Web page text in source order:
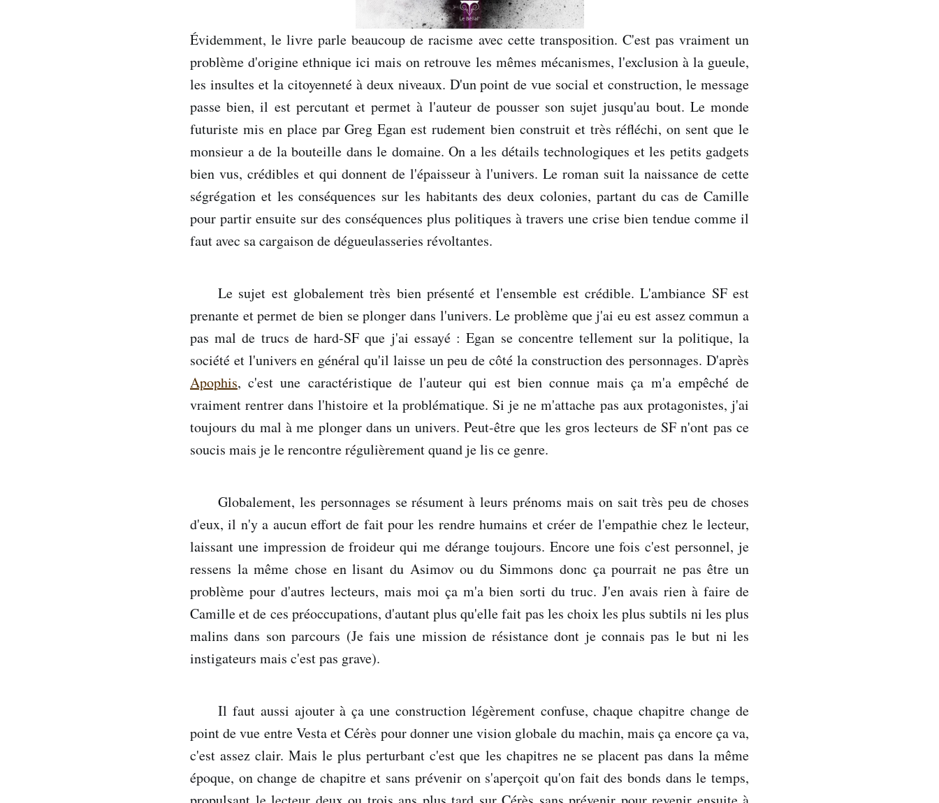
Évidemment, le livre parle beaucoup de racisme avec cette transposition. C'est pas vraiment un
problème d'origine ethnique ici mais on retrouve les mêmes mécanismes, l'exclusion à la gueule,
les insultes et la citoyenneté à deux niveaux. D'un point de vue social et construction, le message
passe bien, il est percutant et permet à l'auteur de pousser son sujet jusqu'au bout. Le monde
futuriste mis en place par Greg Egan est rudement bien construit et très réfléchi, on sent que le
monsieur a de la bouteille dans le domaine. On a les détails technologiques et les petits gadgets
bien vus, crédibles et qui donnent de l'épaisseur à l'univers. Le roman suit la naissance de cette
ségrégation et les conséquences sur les habitants des deux colonies, partant du cas de Camille
pour partir ensuite sur des conséquences plus politiques à travers une crise bien tendue comme il
faut avec sa cargaison de dégueulasseries révoltantes.
Le sujet est globalement très bien présenté et l'ensemble est crédible. L'ambiance SF est
prenante et permet de bien se plonger dans l'univers. Le problème que j'ai eu est assez commun a
pas mal de trucs de hard-SF que j'ai essayé : Egan se concentre tellement sur la politique, la
société et l'univers en général qu'il laisse un peu de côté la construction des personnages. D'après
Apophis, c'est une caractéristique de l'auteur qui est bien connue mais ça m'a empêché de
vraiment rentrer dans l'histoire et la problématique. Si je ne m'attache pas aux protagonistes, j'ai
toujours du mal à me plonger dans un univers. Peut-être que les gros lecteurs de SF n'ont pas ce
soucis mais je le rencontre régulièrement quand je lis ce genre.
Globalement, les personnages se résument à leurs prénoms mais on sait très peu de choses
d'eux, il n'y a aucun effort de fait pour les rendre humains et créer de l'empathie chez le lecteur,
laissant une impression de froideur qui me dérange toujours. Encore une fois c'est personnel, je
ressens la même chose en lisant du Asimov ou du Simmons donc ça pourrait ne pas être un
problème pour d'autres lecteurs, mais moi ça m'a bien sorti du truc. J'en avais rien à faire de
Camille et de ces préoccupations, d'autant plus qu'elle fait pas les choix les plus subtils ni les plus
malins dans son parcours (Je fais une mission de résistance dont je connais pas le but ni les
instigateurs mais c'est pas grave).
Il faut aussi ajouter à ça une construction légèrement confuse, chaque chapitre change de
point de vue entre Vesta et Cérès pour donner une vision globale du machin, mais ça encore ça va,
c'est assez clair. Mais le plus perturbant c'est que les chapitres ne se placent pas dans la même
époque, on change de chapitre et sans prévenir on s'aperçoit qu'on fait des bonds dans le temps,